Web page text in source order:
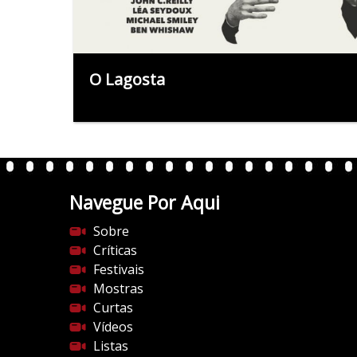
O Lagosta
Navegue Por Aqui
Sobre
Críticas
Festivais
Mostras
Curtas
Vídeos
Listas